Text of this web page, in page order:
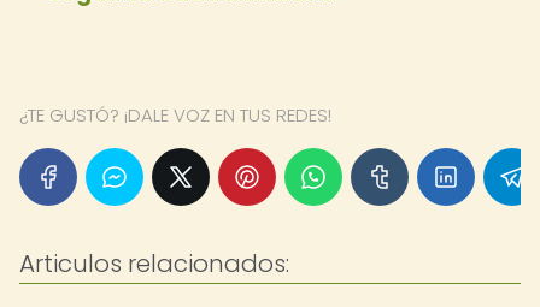
¿TE GUSTÓ? ¡DALE VOZ EN TUS REDES!
Articulos relacionados: